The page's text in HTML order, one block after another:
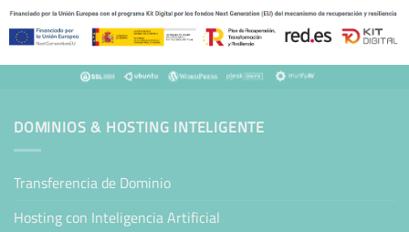
DOMINIOS & HOSTING INTELIGENTE
Transferencia de Dominio
Hosting con Inteligencia Artificial